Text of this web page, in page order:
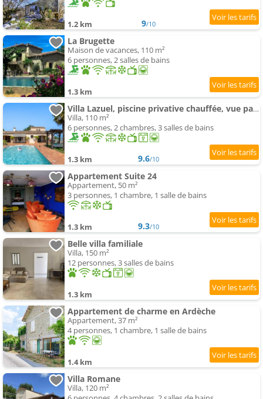
1.2 km 9/10
La Brugette
Maison de vacances, 110 m²
6 personnes, 2 salles de bains
1.3 km
Villa Lazuel, piscine privative chauffée, vue panoramique et jardin clos
Villa, 110 m²
6 personnes, 2 chambres, 3 salles de bains
1.3 km 9.6/10
Appartement Suite 24
Appartement, 50 m²
3 personnes, 1 chambre, 1 salle de bains
1.3 km 9.3/10
Belle villa familiale
Villa, 150 m²
12 personnes, 3 salles de bains
1.3 km
Appartement de charme en Ardèche
Appartement, 37 m²
4 personnes, 1 chambre, 1 salle de bains
1.4 km
Villa Romane
Villa, 120 m²